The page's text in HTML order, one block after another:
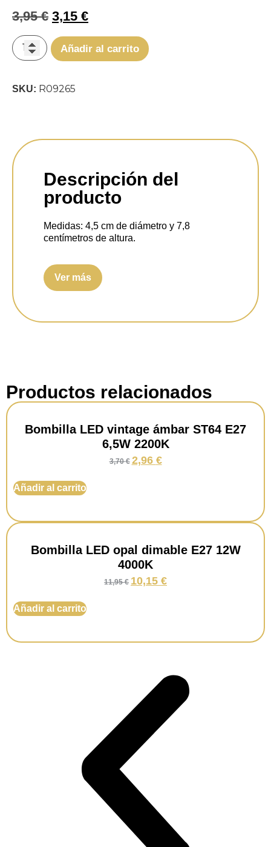
3,95€ 3,15 €
Añadir al carrito
SKU: R09265
Descripción del
producto
Medidas: 4,5 cm de diámetro y 7,8
centímetros de altura.
Protección IP:
Voltaje:AC 220-240V/50Hz 22mA.
Dimable:No.
Ver más
Productos relacionados
Bombilla LED vintage ámbar ST64 E27
6,5W 2200K
3,70€ 2,96 €
Añadir al carrito
Bombilla LED opal dimable E27 12W
4000K
11,95€ 10,15 €
Añadir al carrito